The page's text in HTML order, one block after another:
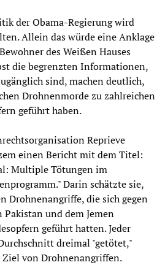
der Obama-Regierung wird
Allein das würde eine Anklage
des Weißen Hauses
die begrenzten Informationen,
sind, machen deutlich,
Drohnenmorde zu zahlreichen
geführt haben.
Reprieve
einen Bericht mit dem Titel:
Multiple Tötungen im
Darin schätzte sie,
Drohnenangriffe, die sich gegen
und dem Jemen
geführt hatten. Jeder
dreimal "getötet,"
von Drohnenangriffen.